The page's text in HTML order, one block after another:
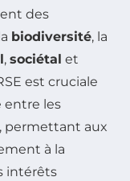
des
biodiversité, la
, sociétal et
est cruciale
entre les
permettant aux
à la
intérêts